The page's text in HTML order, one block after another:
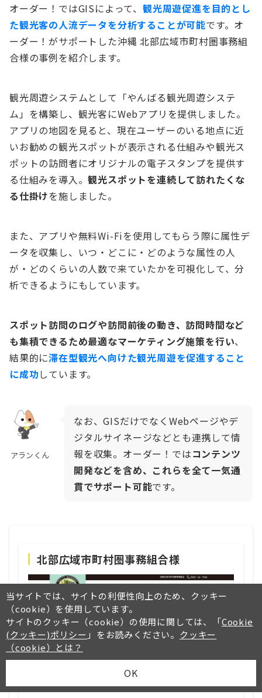
オーダー！ではGISによって、 観光周遊促進を目的とし
た観光客の人流データを分析することが可能です。オ
ーダー！がサポートした沖縄 北部広域市町村圏事務組
合様の事例を紹介します。
観光周遊システムとして「やんばる観光周遊システ
ム」を構築し、観光客にWebアプリを提供しました。
アプリの地図を見ると、現在ユーザーのいる地点に近
いお勧めの観光スポットが表示される仕組みや観光ス
ポットの訪問者にオリジナルの電子スタンプを提供す
る仕組みを導入。観光スポットを連続して訪れたくな
る仕掛けを施しました。
また、アプリや無料Wi-Fiを使用してもらう際に属性デ
ータを収集し、いつ・どこに・どのような属性の人
が・どのくらいの人数で来ていたかを可視化して、分
析できるようにもしています。
スポット訪問のログや訪問前後の動き、訪問時間など
も集積できるため最適なマーケティング施策を行い、
結果的に滞在型観光へ向けた観光周遊を促進すること
に成功しています。
アランくん
なお、GISだけでなくWebページやデ
ジタルサイネージなどとも連携して情
報を収集。オーダー！ではコンテンツ
開発などを含め、これらを全て一気通
貫でサポート可能です。
北部広域市町村圏事務組合様
当サイトでは、サイトの利便性向上のため、クッキー
（cookie）を使用しています。
サイトのクッキー（cookie）の使用に関しては、「Cookie
(クッキー)ポリシー 」をお読みください。 クッキー
（cookie）とは？
OK